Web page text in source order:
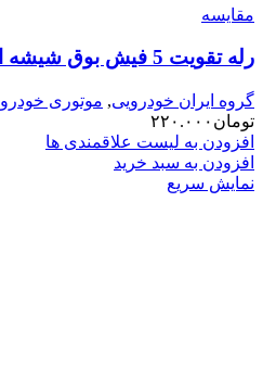
مقایسه
رله تقویت 5 فیش بوق شیشه ای 100 آمپر کویین
گروه ایران خودرویی, موتوری خودرو
تومان ۲۲۰.۰۰۰
افزودن به لیست علاقمندی ها
افزودن به سبد خرید
نمایش سریع